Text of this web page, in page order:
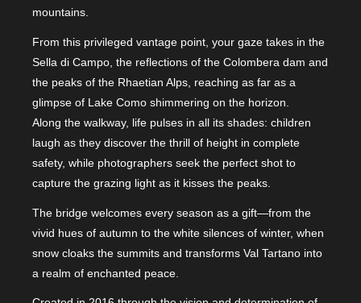
mountains.
From this privileged vantage point, your gaze takes in the
Sella di Campo, the reflections of the Colombera dam and
the peaks of the Rhaetian Alps, reaching as far as a
glimpse of Lake Como shimmering on the horizon.
Along the walkway, life pulses in all its shades: children
laugh as they discover the thrill of height in complete
safety, while photographers seek the perfect shot to
capture the grazing light as it kisses the peaks.
The bridge welcomes every season as a gift—from the
vivid hues of autumn to the white silences of winter, when
snow cloaks the summits and transforms Val Tartano into
a realm of enchanted peace.